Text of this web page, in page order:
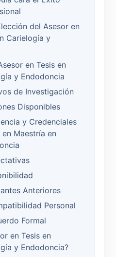
del Asesor en
Carielogía y
en Tesis en
y Endodoncia
de Investigación
Disponibles
y Credenciales
Maestría en
Anteriores
Personal
Formal
en Tesis en
y Endodoncia?